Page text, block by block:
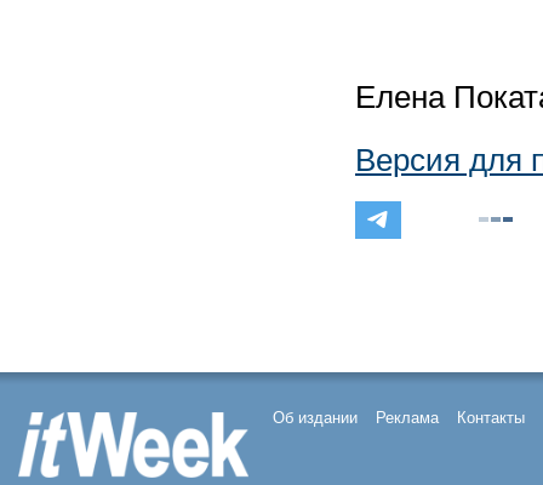
Елена
Версия для
Об издании Реклама Контакты